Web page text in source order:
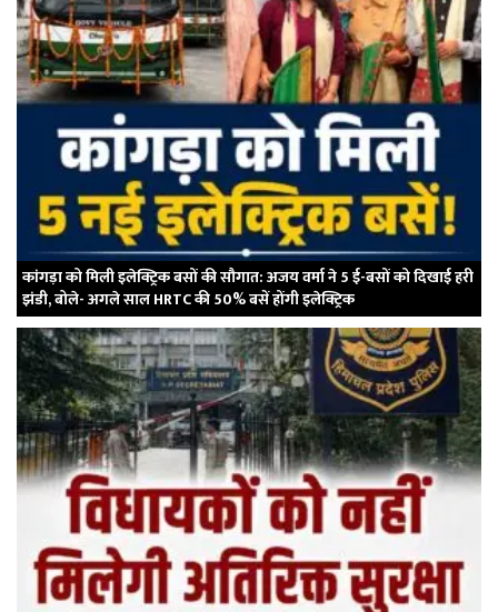
कांगड़ा को मिली इलेक्ट्रिक बसों की सौगात: अजय वर्मा ने 5 ई-बसों को दिखाई हरी
झंडी, बोले- अगले साल HRTC की 50% बसें होंगी इलेक्ट्रिक